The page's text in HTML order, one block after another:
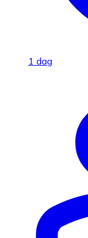
1 dag